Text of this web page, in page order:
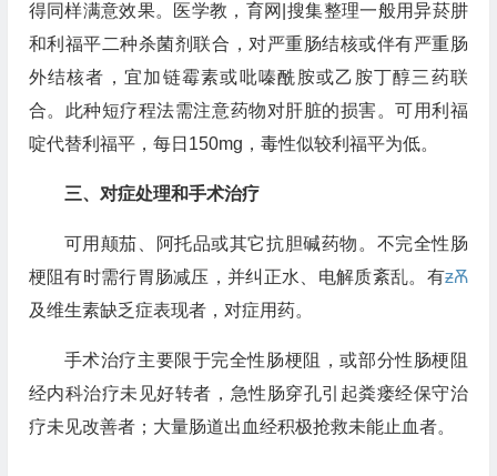
得同样满意效果。医学教，育网|搜集整理一般用异菸肼
和利福平二种杀菌剂联合，对严重肠结核或伴有严重肠
外结核者，宜加链霉素或吡嗪酰胺或乙胺丁醇三药联
合。此种短疗程法需注意药物对肝脏的损害。可用利福
啶代替利福平，每日150mg，毒性似较利福平为低。
三、对症处理和手术治疗
可用颠茄、阿托品或其它抗胆碱药物。不完全性肠
梗阻有时需行胃肠减压，并纠正水、电解质紊乱。有ƶѪ
及维生素缺乏症表现者，对症用药。
手术治疗主要限于完全性肠梗阻，或部分性肠梗阻
经内科治疗未见好转者，急性肠穿孔引起粪瘘经保守治
疗未见改善者；大量肠道出血经积极抢救未能止血者。